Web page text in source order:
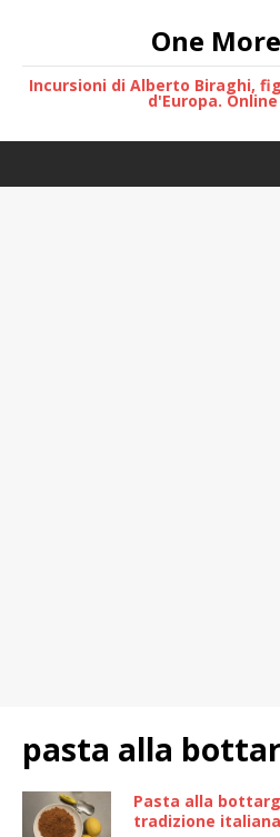
One
Incursioni di Alberto Biraghi,
d'Europa.
pasta alla
Pasta alla
tradizione